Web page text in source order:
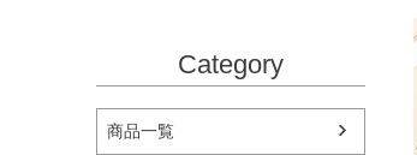
Category
商品一覧